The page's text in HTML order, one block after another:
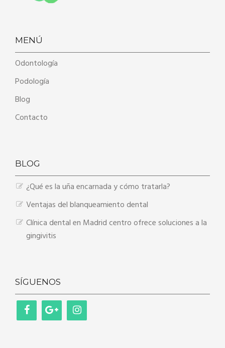
MENÚ
Odontología
Podología
Blog
Contacto
BLOG
¿Qué es la uña encarnada y cómo tratarla?
Ventajas del blanqueamiento dental
Clínica dental en Madrid centro ofrece soluciones a la
gingivitis
SÍGUENOS